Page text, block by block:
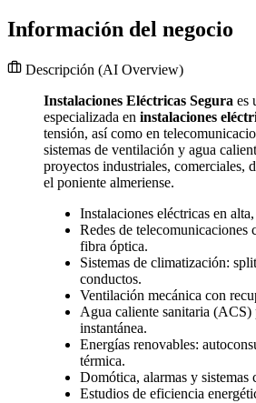
Información del negocio
Descripción (AI Overview)
Instalaciones Eléctricas Segura es
especializada en instalaciones
tensión, así como en
sistemas de ventilación y agua
proyectos industriales, comerciales,
el poniente almeriense.
Instalaciones eléctricas en
Redes de
fibra óptica.
Sistemas de climatización:
conductos.
Ventilación mecánica con
Agua caliente sanitaria (ACS)
instantánea.
Energías renovables:
térmica.
Domótica, alarmas y sistemas
Estudios de eficiencia